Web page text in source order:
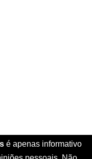
é apenas informativo